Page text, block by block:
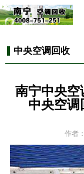
中央空调回收
南宁中央空
中央空调
作者：